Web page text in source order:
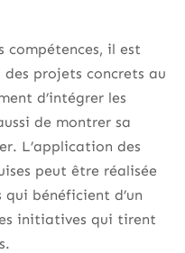
compétences, il est
projets concrets au
d’intégrer les
de montrer sa
L’application des
peut être réalisée
bénéficient d’un
initiatives qui tirent